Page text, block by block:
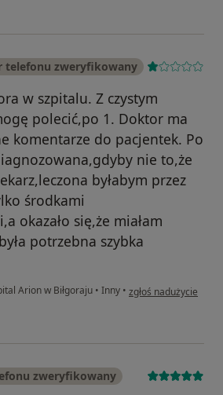
telefonu zweryfikowany
w szpitalu. Z czystym
polecić,po 1. Doktor ma
komentarze do pacjentek. Po
nie to,że
byłabym przez
środkami
okazało się,że miałam
potrzebna szybka
Arion w Biłgoraju • Inny • w opinii użytkownika
zgłoś nadużycie
zweryfikowany